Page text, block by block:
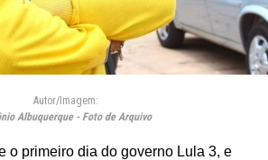
Autor/Imagem:
Albuquerque - Foto de Arquivo
o primeiro dia do governo Lula 3, e